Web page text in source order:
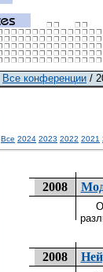
Все конференции /
Все 2024 2023 2022 2021
2008
2008